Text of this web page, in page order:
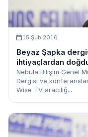
15 Şub 2016
Beyaz Şapka
ihtiyaçlardan
Nebula Bilişim Genel
Dergisi ve
Wise TV aracılığ...